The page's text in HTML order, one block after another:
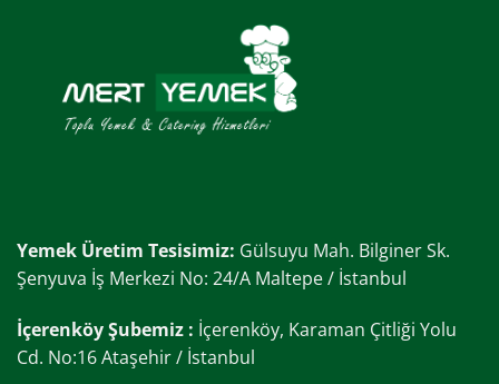
Yemek Üretim Tesisimiz: Gülsuyu Mah. Bilginer Sk.
Şenyuva İş Merkezi No: 24/A Maltepe / İstanbul
İçerenköy Şubemiz : İçerenköy, Karaman Çitliği Yolu
Cd. No:16 Ataşehir / İstanbul